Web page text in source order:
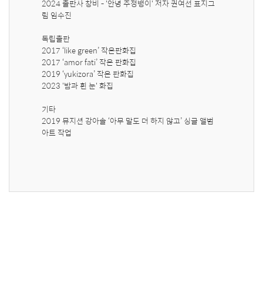
2024 출판사 창비 - '안녕 주정뱅이' 저자 권여선 표지그
림 임수진
독립출판
2017 ‘like green’ 작은판화집
2017 ‘amor fati’ 작은 판화집
2019 ‘yukizora’ 작은 판화집
2023 '밤과 흰 눈' 화집
기타
2019 뮤지션 강아솔 ‘아무 말도 더 하지 않고’ 싱글 앨범
아트 작업